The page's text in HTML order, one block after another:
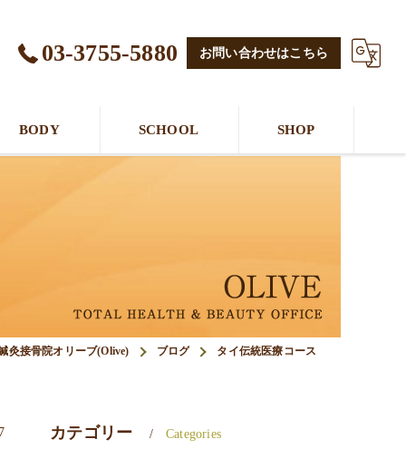
03-3755-5880 お問い合わせはこちら
BODY SCHOOL SHOP
灸接骨院オリーブ(Olive) ブログ タイ伝統医療コース
カテゴリー Categories